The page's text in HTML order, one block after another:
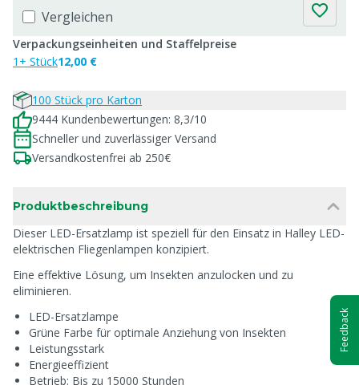
Vergleichen
Verpackungseinheiten und Staffelpreise
1+ Stück12,00 €
100 Stück pro Karton
9444 Kundenbewertungen: 8,3/10
Schneller und zuverlässiger Versand
Versandkostenfrei ab 250€
Produktbeschreibung
Dieser LED-Ersatzlamp ist speziell für den Einsatz in Halley LED-
elektrischen Fliegenlampen konzipiert.
Eine effektive Lösung, um Insekten anzulocken und zu
eliminieren.
LED-Ersatzlampe
Grüne Farbe für optimale Anziehung von Insekten
Leistungsstark
Energieeffizient
Betrieb: Bis zu 15000 Stunden
Feedback